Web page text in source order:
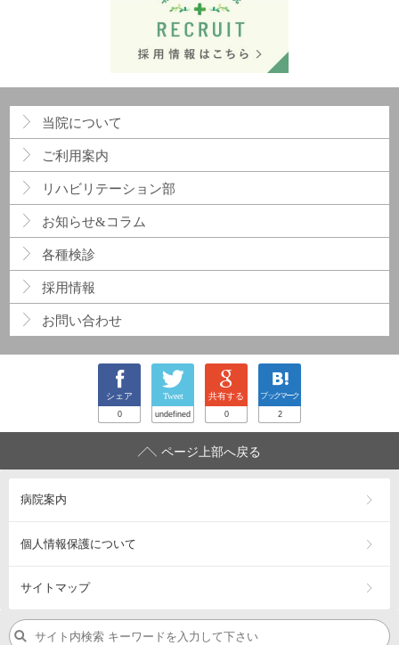
当院について
ご利用案内
リハビリテーション部
お知らせ&コラム
各種検診
採用情報
お問い合わせ
シェア
0
Tweet
undefined
共有する
0
ブックマーク
2
ページ上部へ戻る
病院案内
個人情報保護について
サイトマップ